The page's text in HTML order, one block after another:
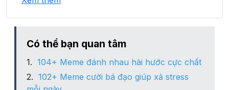
Xã Kháng Chiến
Có thể bạn quan tâm
104+ Meme đánh nhau hài hước cực chất
102+ Meme cười bá đạo giúp xả stress